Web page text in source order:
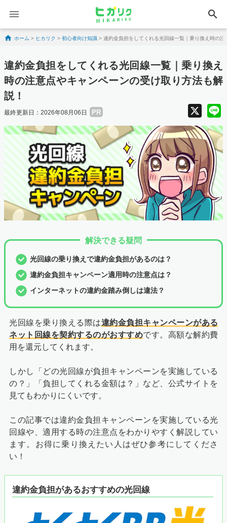
search
Skip to content
ホーム > ヒカリク > 初心者向け知識 > 違約金負担をしてくれる光回線一覧｜乗り換え時の
違約金負担をしてくれる光回線一覧｜乗り換え
時の注意点やキャンペーンの受け取り方法も解
説！
最終更新日：2026年08月06日 PR X
解決できる疑問
光回線の乗り換えで違約金負担があるのは？
違約金負担キャンペーン適用時の注意点は？
インターネットの違約金踏み倒しは違法？
光回線を乗り換える際は違約金負担キャンペーンがある
ネット回線を契約するのがおすすめです。高額な解約費
用を還元してくれます。
しかし「どの光回線が負担キャンペーンを実施している
の？」「負担してくれる金額は？」など、公式サイトを
見てもわかりにくいです。
この記事では違約金負担キャンペーンを実施している光
回線や、適用する時の注意点をわかりやすく解説してい
ます。お得に乗り換えたい人はぜひ参考にしてくださ
い！
違約金負担があるおすすめの光回線